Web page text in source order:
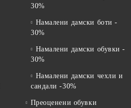
30%
Намалени дамски боти -
30%
Намалени дамски обувки -
30%
Намалени дамски чехли и
сандали -30%
Преоценени обувки